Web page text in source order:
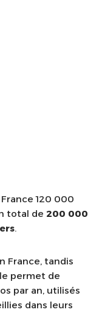
120 000
total de 200 000
.
France, tandis
permet de
par an, utilisés
dans leurs